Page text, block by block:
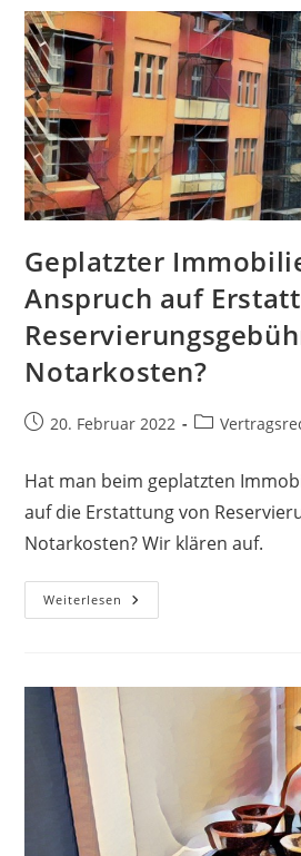
Geplatzter
Anspruch auf
Notarkosten?
20. Februar 2022
Hat man beim geplatzten
auf die Erstattung von
Notarkosten? Wir klären auf.
Weiterlesen